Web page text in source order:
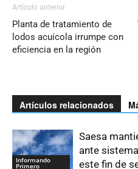
Artículo anterior
Planta de tratamiento de
lodos acuícola irrumpe con
eficiencia en la región
Artículos relacionados
Informando
Primero
Saesa
ante
este fin de